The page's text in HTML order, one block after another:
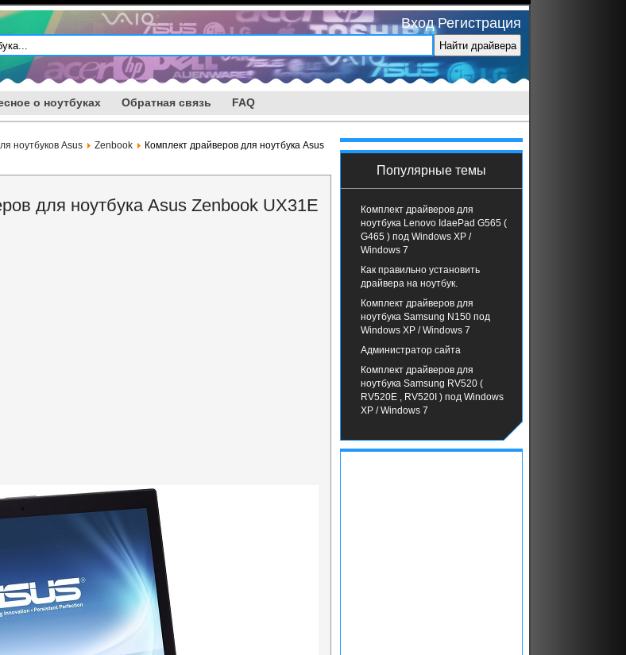
Вход Регистрация
о ноутбуках Обратная связь FAQ
ноутбуков Asus Zenbook
Комплект драйверов для ноутбука Asus
для ноутбука Asus Zenbook UX31E
Популярные темы
Комплект драйверов для
ноутбука Lenovo IdaePad G565 (
G465 ) под Windows XP /
Windows 7
Как правильно установить
драйвера на ноутбук.
Комплект драйверов для
ноутбука Samsung N150 под
Windows XP / Windows 7
Администратор сайта
Комплект драйверов для
ноутбука Samsung RV520 (
RV520E , RV520I ) под Windows
XP / Windows 7